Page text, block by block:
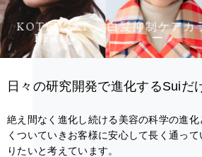
KOTEMAKI
PERM
白髪抑制ケアカ
ー
日々の研究開発で進化するSuiだ
絶え間なく進化し続ける美容の科学の進
くついていきお客様に安心して長く通っ
りたいと考えています。